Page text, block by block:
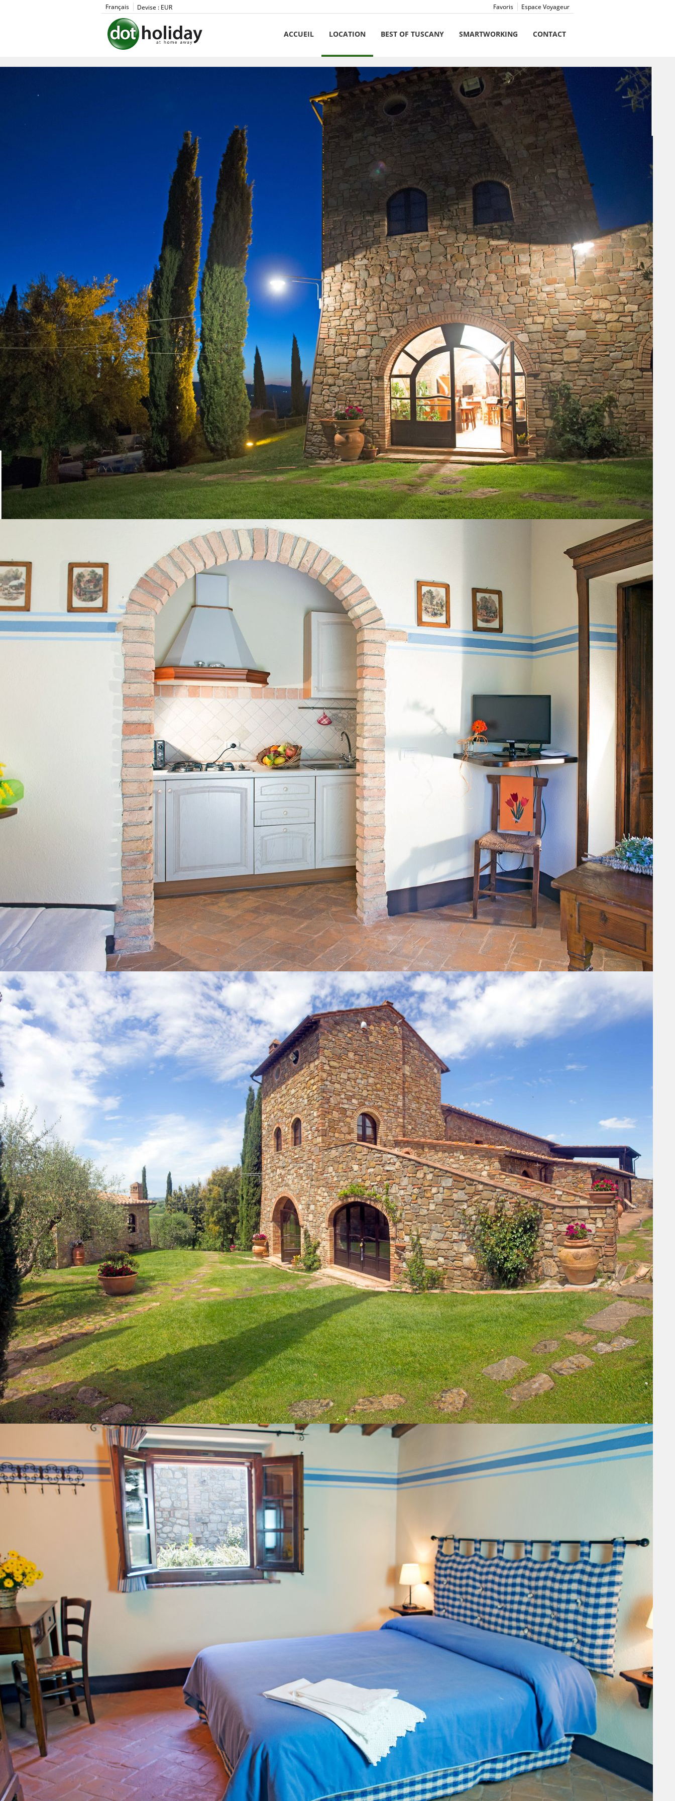
Français Devise : EUR Espace Voyageur
Favoris
ACCUEIL LOCATION BEST OF TUSCANY SMARTWORKING CONTACT